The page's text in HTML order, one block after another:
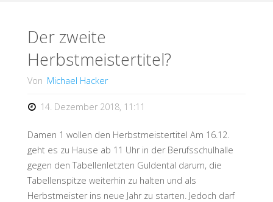
Der zweite
Herbstmeistertitel?
Von Michael Hacker
14. Dezember 2018, 11:11
Damen 1 wollen den Herbstmeistertitel Am 16.12.
geht es zu Hause ab 11 Uhr in der Berufsschulhalle
gegen den Tabellenletzten Guldental darum, die
Tabellenspitze weiterhin zu halten und als
Herbstmeister ins neue Jahr zu starten. Jedoch darf